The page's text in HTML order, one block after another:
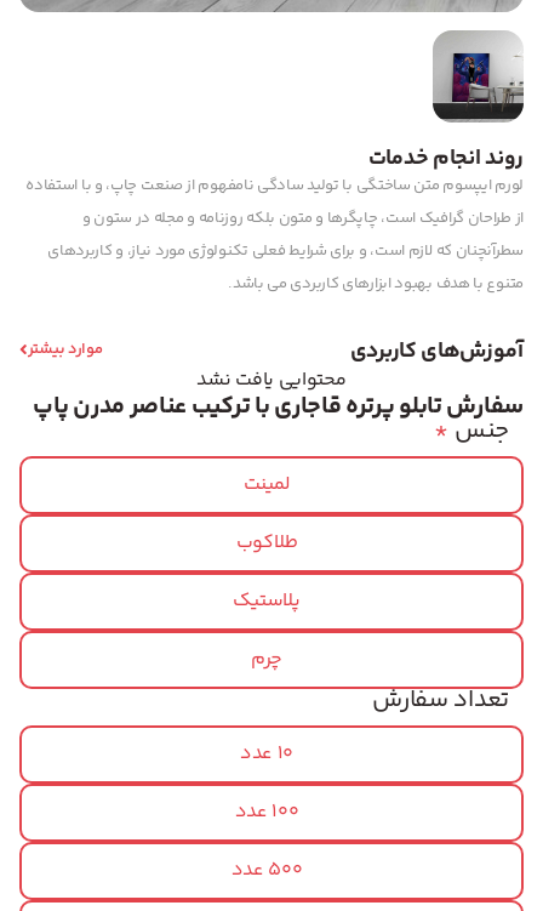
روند انجام خدمات
لورم ایپسوم متن ساختگی با تولید سادگی نامفهوم از صنعت چاپ، و با استفاده
از طراحان گرافیک است، چاپگرها و متون بلکه روزنامه و مجله در ستون و
سطرآنچنان که لازم است، و برای شرایط فعلی تکنولوژی مورد نیاز، و کاربردهای
متنوع با هدف بهبود ابزارهای کاربردی می باشد.
آموزش‌های کاربردی موارد بیشتر
محتوایی یافت نشد
سفارش تابلو پرتره قاجاری با ترکیب عناصر مدرن پاپ
*جنس
لمینت
طلاکوب
پلاستیک
چرم
تعداد سفارش
10 عدد
100 عدد
500 عدد